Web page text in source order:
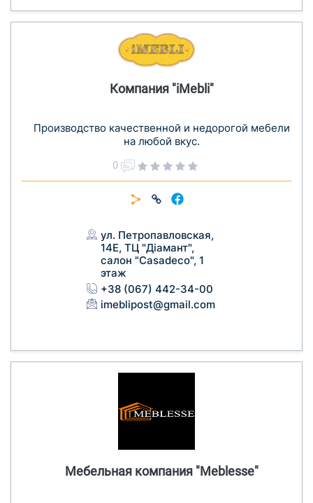
Компания "iMebli"
Производство качественной и недорогой мебели
на любой вкус.
0
ул. Петропавловская,
14Е, ТЦ "Діамант",
салон "Casadeco", 1
этаж
+38 (067) 442-34-00
imeblipost@gmail.com
Мебельная компания "Meblesse"